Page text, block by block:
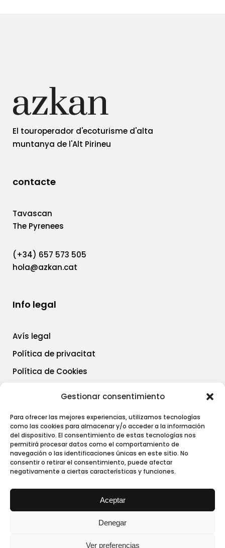
Gestionar consentimiento
Para ofrecer las mejores experiencias, utilizamos tecnologías
como las cookies para almacenar y/o acceder a la información
del dispositivo. El consentimiento de estas tecnologías nos
permitirá procesar datos como el comportamiento de
navegación o las identificaciones únicas en este sitio. No
consentir o retirar el consentimiento, puede afectar
negativamente a ciertas características y funciones.
Aceptar
Denegar
Ver preferencias
El touroperador d'ecoturisme d'alta
muntanya de l'Alt Pirineu
contacte
Tavascan
The Pyrenees
(+34) 657 573 505
hola@azkan.cat
Info legal
Avís legal
Política de privacitat
Política de Cookies
Instagram